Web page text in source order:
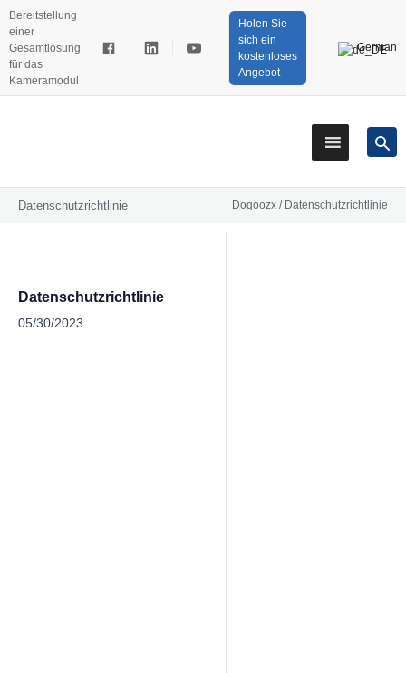
Bereitstellung
einer
Gesamtlösung
für das
Kameramodul
Holen Sie
sich ein
kostenloses
Angebot
German
Datenschutzrichtlinie Dogoozx / Datenschutzrichtlinie
Datenschutzrichtlinie
05/30/2023